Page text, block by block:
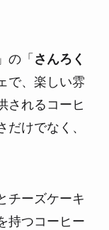
の「 さんろく
で、楽しい雰
されるコーヒ
けでなく、
チーズケーキ
持つコーヒー